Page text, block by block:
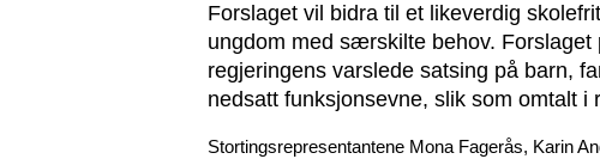
Forslaget vil bidra til et likeverdig
ungdom med særskilte behov. Forslaget
regjeringens varslede satsing på barn,
nedsatt funksjonsevne, slik som omtalt i
Stortingsrepresentantene Mona Fagerås, Karin